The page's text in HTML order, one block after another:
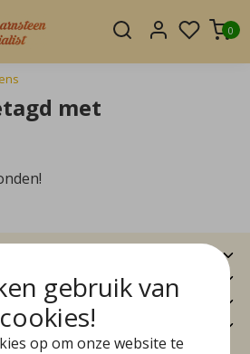
0
met
gebruik van
cookies!
op om onze website te